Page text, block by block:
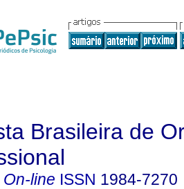
Brasileira de
line ISSN 1984-7270